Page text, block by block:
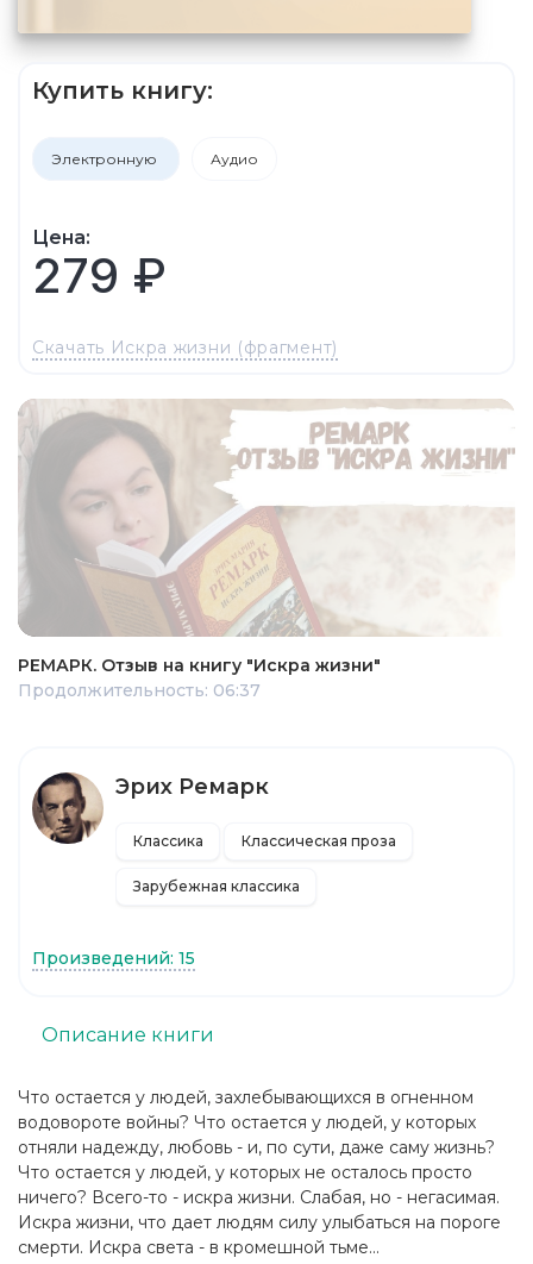
Купить книгу:
Электронную Аудио
Цена:
279 ₽
Скачать Искра жизни (фрагмент)
РЕМАРК. Отзыв на книгу "Искра жизни"
Продолжительность: 06:37
Что остается у людей, захлебывающихся в огненном
водовороте войны? Что остается у людей, у которых
отняли надежду, любовь - и, по сути, даже саму жизнь?
Что остается у людей, у которых не осталось просто
ничего? Всего-то - искра жизни. Слабая, но - негасимая.
Искра жизни, что дает людям силу улыбаться на пороге
смерти. Искра света - в кромешной тьме...
Описание книги
Эрих Ремарк
Классика Классическая проза
Зарубежная классика
Произведений: 15